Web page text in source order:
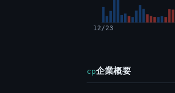
12/23
cp企業概要